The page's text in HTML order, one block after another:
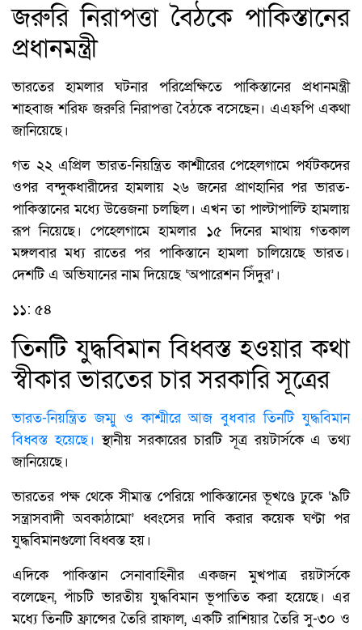
জরুরি নিরাপত্তা বৈঠকে পাকিস্তানের
প্রধানমন্ত্রী
ভারতের হামলার ঘটনার পরিপ্রেক্ষিতে পাকিস্তানের প্রধানমন্ত্রী
শাহবাজ শরিফ জরুরি নিরাপত্তা বৈঠকে বসেছেন। এএফপি একথা
জানিয়েছে।
গত ২২ এপ্রিল ভারত-নিয়ন্ত্রিত কাশ্মীরের পেহেলগামে পর্যটকদের
ওপর বন্দুকধারীদের হামলায় ২৬ জনের প্রাণহানির পর ভারত-
পাকিস্তানের মধ্যে উত্তেজনা চলছিল। এখন তা পাল্টাপাল্টি হামলায়
রূপ নিয়েছে। পেহেলগামে হামলার ১৫ দিনের মাথায় গতকাল
মঙ্গলবার মধ্য রাতের পর পাকিস্তানে হামলা চালিয়েছে ভারত।
দেশটি এ অভিযানের নাম দিয়েছে ‘অপারেশন সিঁদুর’।
১১: ৫৪
তিনটি যুদ্ধবিমান বিধ্বস্ত হওয়ার কথা
স্বীকার ভারতের চার সরকারি সূত্রের
ভারত-নিয়ন্ত্রিত জম্মু ও কাশ্মীরে আজ বুধবার তিনটি যুদ্ধবিমান
বিধ্বস্ত হয়েছে। স্থানীয় সরকারের চারটি সূত্র রয়টার্সকে এ তথ্য
জানিয়েছে।
ভারতের পক্ষ থেকে সীমান্ত পেরিয়ে পাকিস্তানের ভূখণ্ডে ঢুকে ‘৯টি
সন্ত্রাসবাদী অবকাঠামো’ ধ্বংসের দাবি করার কয়েক ঘণ্টা পর
যুদ্ধবিমানগুলো বিধ্বস্ত হয়।
এদিকে পাকিস্তান সেনাবাহিনীর একজন মুখপাত্র রয়টার্সকে
বলেছেন, পাঁচটি ভারতীয় যুদ্ধবিমান ভূপাতিত করা হয়েছে। এর
মধ্যে তিনটি ফ্রান্সের তৈরি রাফাল, একটি রাশিয়ার তৈরি সু-৩০ ও